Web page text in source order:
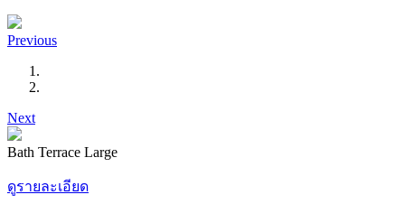
Previous
Next
Bath Terrace Large
ดูรายละเอียด